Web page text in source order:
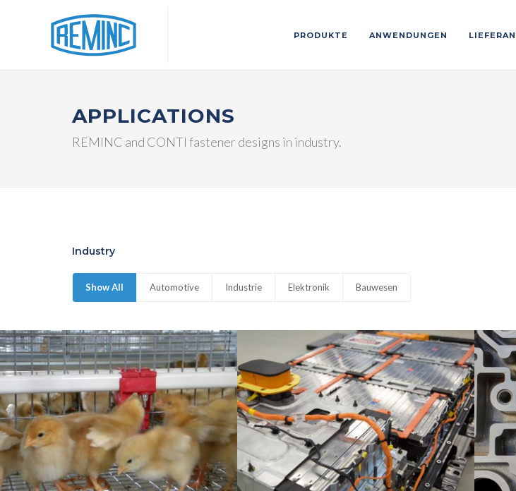
PRODUKTE ANWENDUNGEN
APPLICATIONS
REMINC and CONTI fastener designs in industry.
Industry
Show All Automotive Industrie Elektronik Bauwesen